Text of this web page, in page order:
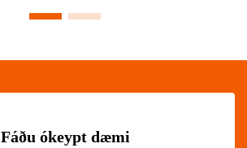
Fáðu ókeypt dæmi